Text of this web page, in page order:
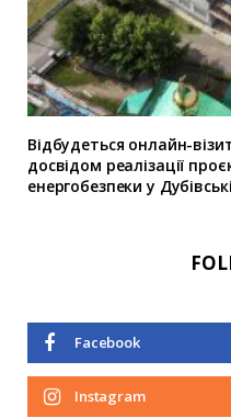
Відбудеться онлайн-
досвідом реалізації
енергобезпеки у
Facebook
Instagram